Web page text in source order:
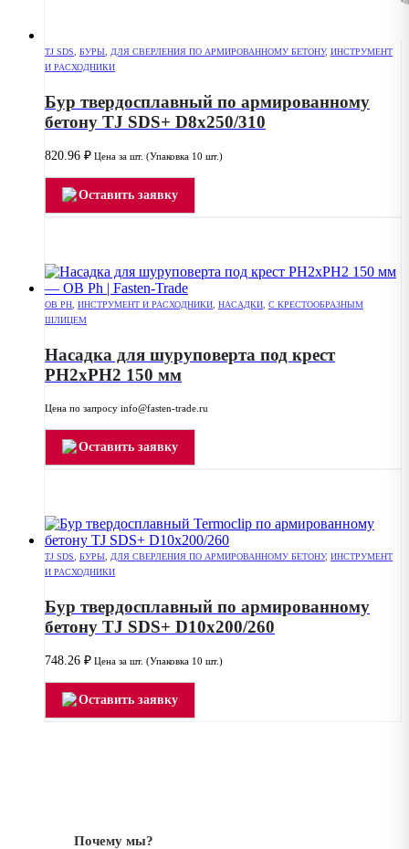
TJ SDS, БУРЫ, ДЛЯ СВЕРЛЕНИЯ ПО АРМИРОВАННОМУ БЕТОНУ, ИНСТРУМЕНТ
И РАСХОДНИКИ
Бур твердосплавный по армированному
бетону TJ SDS+ D8x250/310
820.96 ₽ Цена за шт. (Упаковка 10 шт.)
Оставить заявку
OB PH ИНСТРУМЕНТ И РАСХОДНИКИ НАСАДКИ С КРЕСТООБРАЗНЫМ
ШЛИЦЕМ
Насадка для шуруповерта под крест
РН2хPH2 150 мм
Цена по запросу info@fasten-trade.ru
Оставить заявку
TJ SDS, БУРЫ, ДЛЯ СВЕРЛЕНИЯ ПО АРМИРОВАННОМУ БЕТОНУ, ИНСТРУМЕНТ
И РАСХОДНИКИ
Бур твердосплавный по армированному
бетону TJ SDS+ D10x200/260
748.26 ₽ Цена за шт. (Упаковка 10 шт.)
Оставить заявку
Почему мы?